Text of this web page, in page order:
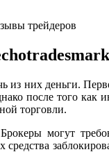
них деньги.
после того как
торговли.
могут